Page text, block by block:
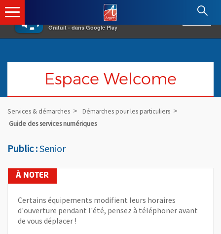
×
Gratuit - dans Google Play
Angers.fr : Retour à l'accueil
Espace Welcome
Services & démarches
Démarches pour les particuliers
Guide des services numériques
Public :Senior
Certains équipements modifient leurs horaires
d'ouverture pendant l'été, pensez à téléphoner avant
de vous déplacer !